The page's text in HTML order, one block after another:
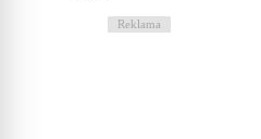
Reklama